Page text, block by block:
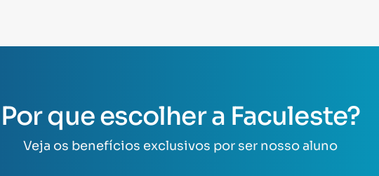
Por que escolher a Faculeste?
Veja os benefícios exclusivos por ser nosso aluno